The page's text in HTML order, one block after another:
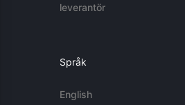
leverantör
Språk
English